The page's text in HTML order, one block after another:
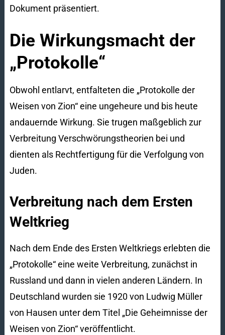
Dokument präsentiert.
Die Wirkungsmacht der
„Protokolle“
Obwohl entlarvt, entfalteten die „Protokolle der
Weisen von Zion“ eine ungeheure und bis heute
andauernde Wirkung. Sie trugen maßgeblich zur
Verbreitung Verschwörungstheorien bei und
dienten als Rechtfertigung für die Verfolgung von
Juden.
Verbreitung nach dem Ersten
Weltkrieg
Nach dem Ende des Ersten Weltkriegs erlebten die
„Protokolle“ eine weite Verbreitung, zunächst in
Russland und dann in vielen anderen Ländern. In
Deutschland wurden sie 1920 von Ludwig Müller
von Hausen unter dem Titel „Die Geheimnisse der
Weisen von Zion“ veröffentlicht.